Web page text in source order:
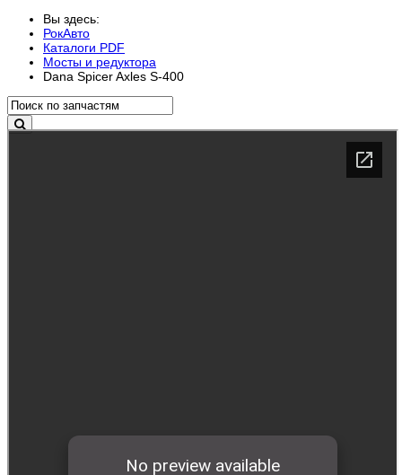
Вы здесь:
РокАвто
Каталоги PDF
Мосты и редуктора
Dana Spicer Axles S-400